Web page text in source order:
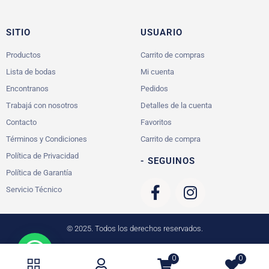
SITIO
Productos
Lista de bodas
Encontranos
Trabajá con nosotros
Contacto
Términos y Condiciones
Política de Privacidad
Política de Garantía
Servicio Técnico
USUARIO
Carrito de compras
Mi cuenta
Pedidos
Detalles de la cuenta
Favoritos
Carrito de compra
- SEGUINOS
© 2025. Todos los derechos reservados.
0 0